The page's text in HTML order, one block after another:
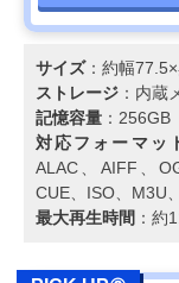
サイズ：​約幅
ストレージ ：​内蔵
記憶容量 ：​256GB
対応フォーマッ
ALAC、AIFF、
CUE、ISO、M3U
最大再生時間 ：​約